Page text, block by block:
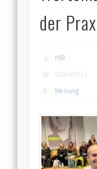
der
HJB
02/04/2023
Meinung